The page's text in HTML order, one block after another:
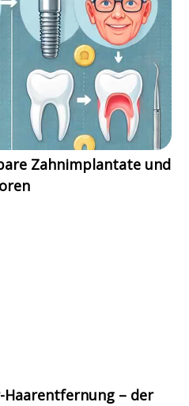
Zahnimplantate und
Haarentfernung – der